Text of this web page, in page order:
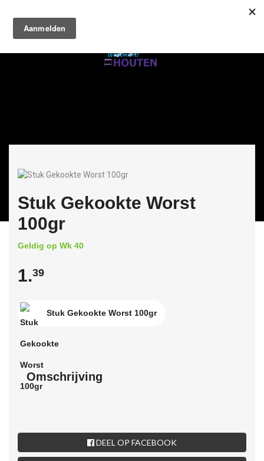
Stuk Gekookte Worst
100gr
Geldig op Wk 40
1.39
Stuk Gekookte Worst 100gr
Omschrijving
DEEL OP FACEBOOK